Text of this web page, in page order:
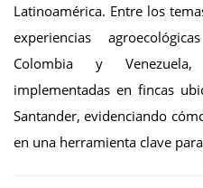
Latinoamérica. Entre los
experiencias
Colombia y
implementadas en fincas
Santander, evidenciando
en una herramienta clave